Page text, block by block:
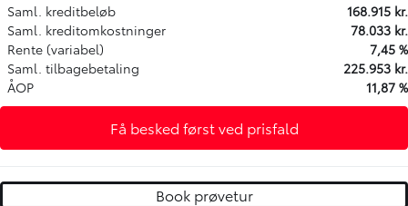
Saml. kreditbeløb
168.915 kr.
Saml. kreditomkostninger
78.033 kr.
Rente (variabel)
7,45 %
Saml. tilbagebetaling
225.953 kr.
ÅOP
11,87 %
Få besked først ved prisfald
Book prøvetur